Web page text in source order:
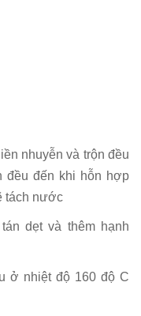
nhuyễn và trộn đều
đều đến khi hỗn hợp
tách nước
dẹt và thêm hạnh
ở nhiệt độ 160 độ C